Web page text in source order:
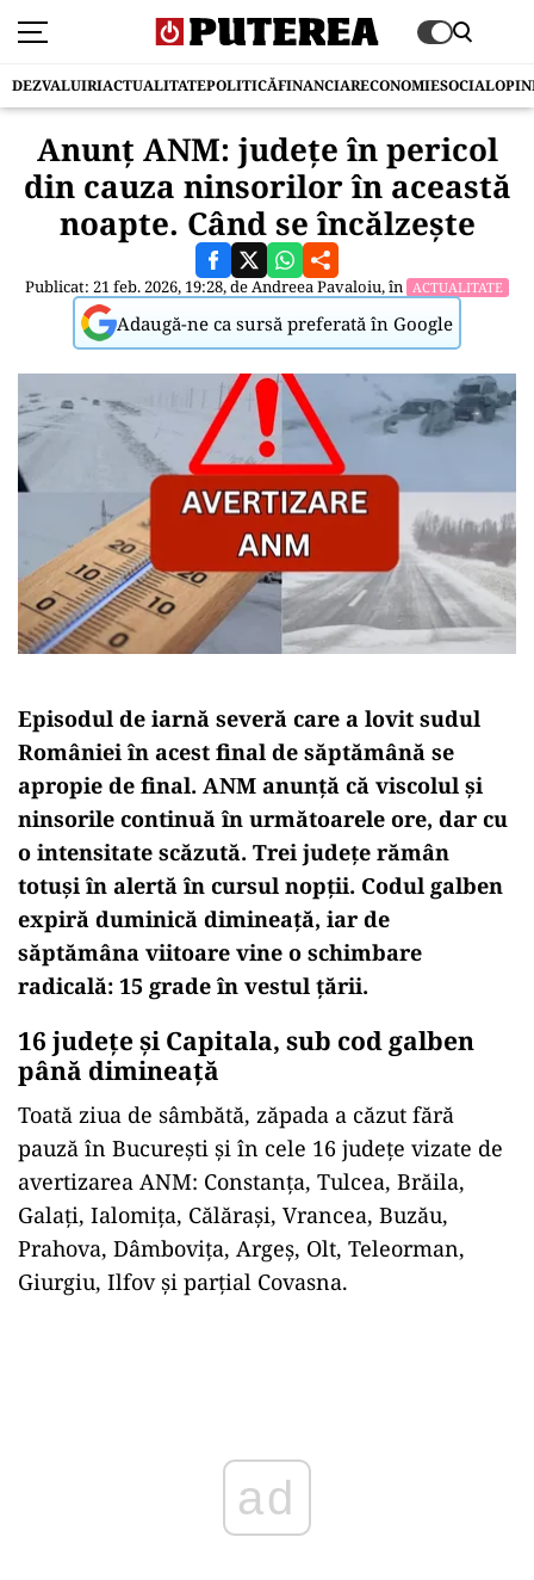
DEZVALUIRIACTUALITATEPOLITICĂFINANCIARECONOMIESOCIAL
Anunț ANM: județe în pericol
din cauza ninsorilor în această
noapte. Când se încălzește
Publicat: 21 feb. 2026, 19:28, deAndreea Pavaloiu, în ACTUALITATE
Adaugă-ne ca sursă preferată în Google
Episodul de iarnă severă care a lovit sudul
României în acest final de săptămână se
apropie de final. ANM anunță că viscolul și
ninsorile continuă în următoarele ore, dar cu
o intensitate scăzută. Trei județe rămân
totuși în alertă în cursul nopții. Codul galben
expiră duminică dimineață, iar de
săptămâna viitoare vine o schimbare
radicală: 15 grade în vestul țării.
16 județe și Capitala, sub cod galben
până dimineață
Toată ziua de sâmbătă, zăpada a căzut fără
pauză în București și în cele 16 județe vizate de
avertizarea ANM: Constanța, Tulcea, Brăila,
Galați, Ialomița, Călărași, Vrancea, Buzău,
Prahova, Dâmbovița, Argeș, Olt, Teleorman,
Giurgiu, Ilfov și parțial Covasna.